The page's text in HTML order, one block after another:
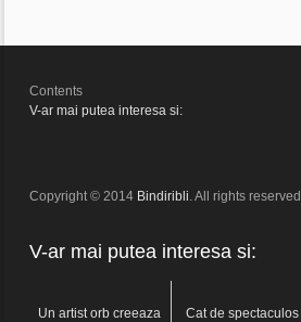
Contents
V-ar mai putea interesa si:
Copyright © 2014 Bindiribli . All rights reserved.
V-ar mai putea interesa si:
Un artist orb creeaza
Cat de spectaculos